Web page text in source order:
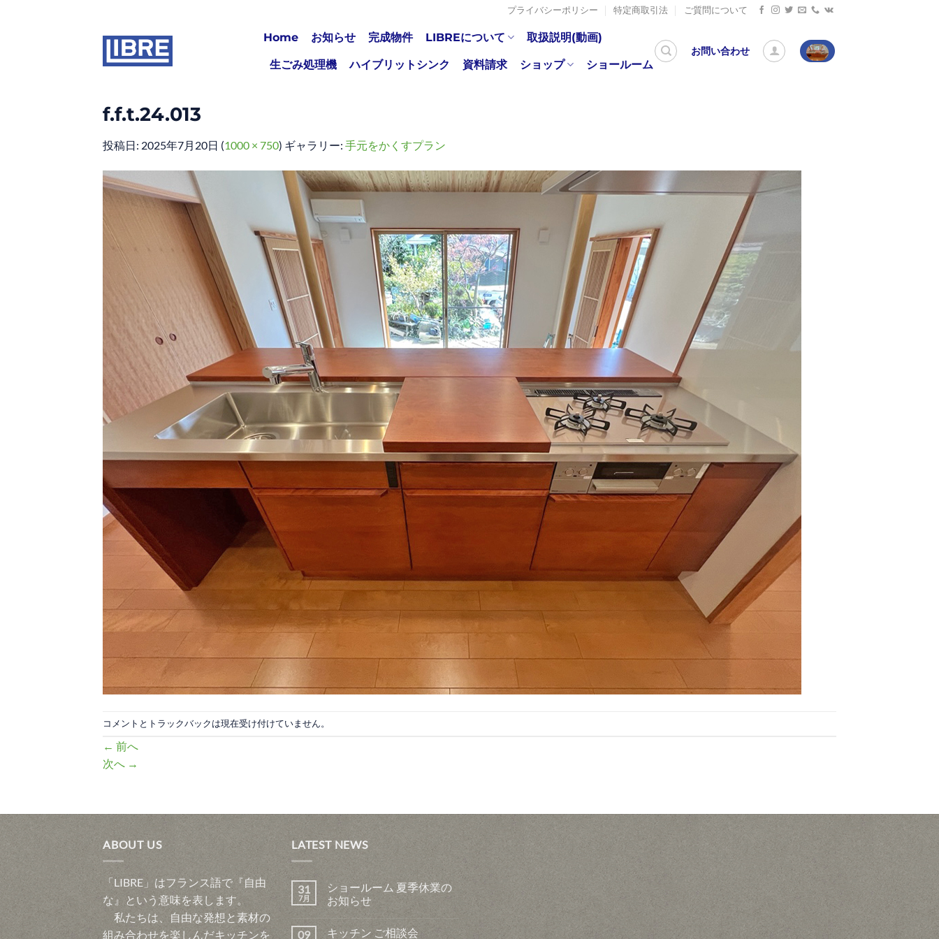
プライバシーポリシー 特定商取引法 ご質問について
Home お知らせ 完成物件 LIBREについて 取扱説明(動画)
生ごみ処理機 ハイブリットシンク 資料請求 ショップ ショールーム
お問い合わせ
f.f.t.24.013
投稿日: 2025年7月20日 (1000 × 750) ギャラリー: 手元をかくすプラン
コメントとトラックバックは現在受け付けていません。
← 前へ
次へ →
ABOUT US
「LIBRE」はフランス語で『自由
な』という意味を表します。
私たちは、自由な発想と素材の
組み合わせを楽しんだキッチンを
LATEST NEWS
31
7月
ショールーム 夏季休業の
お知らせ
09 キッチン ご相談会